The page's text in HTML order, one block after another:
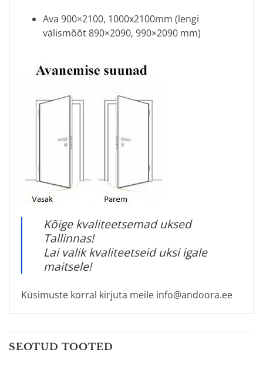
Ava 900×2100, 1000x2100mm (lengi
välismõõt 890×2090, 990×2090 mm)
Kõige kvaliteetsemad uksed
Tallinnas!
Lai valik kvaliteetseid uksi igale
maitsele!
Küsimuste korral kirjuta meile info@andoora.ee
SEOTUD TOOTED